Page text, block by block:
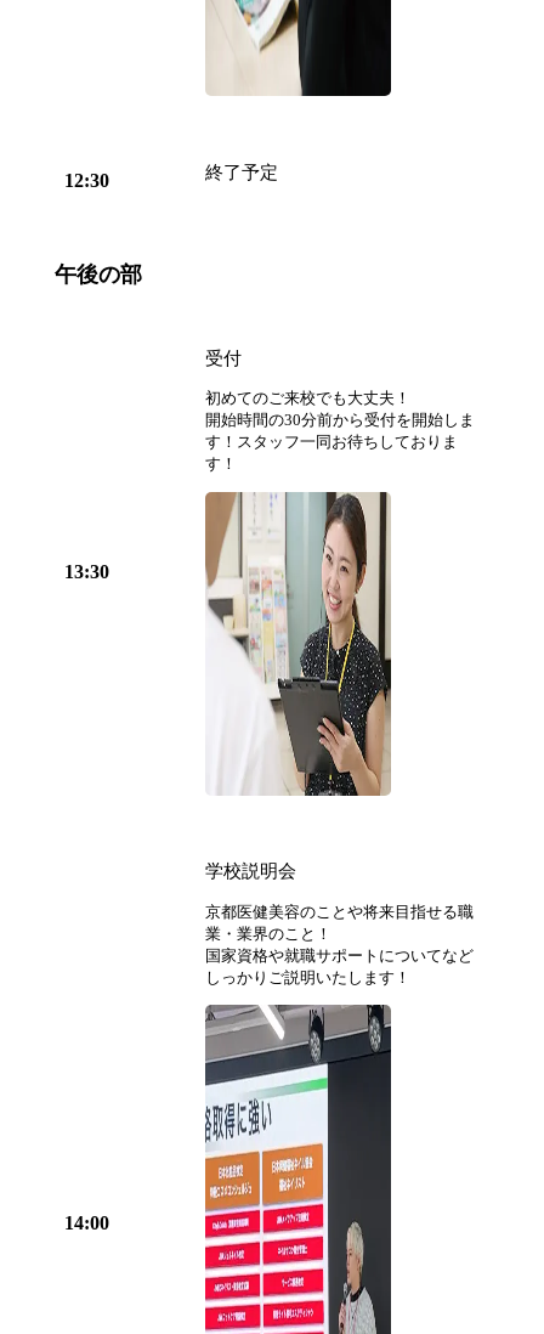
12:30 終了予定
午後の部
13:30
受付
初めてのご来校でも大丈夫！
開始時間の30分前から受付を開始しま
す！スタッフ一同お待ちしておりま
す！
14:00
学校説明会
京都医健美容のことや将来目指せる職
業・業界のこと！
国家資格や就職サポートについてなど
しっかりご説明いたします！